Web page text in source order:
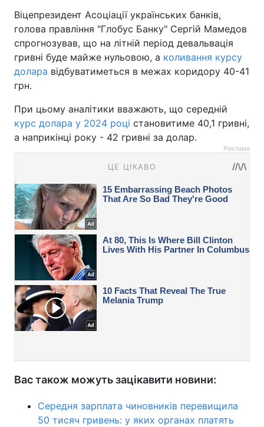
Віцепрезидент Асоціації українських банків,
голова правління "Глобус Банку" Сергій Мамедов
спрогнозував, що на літній період девальвація
гривні буде майже нульовою, а коливання курсу
долара відбуватиметься в межах коридору 40-41
грн.
При цьому аналітики вважають, що середній
курс долара у 2024 році становитиме 40,1 гривні,
а наприкінці року - 42 гривні за долар.
Реклама
Вас також можуть зацікавити новини:
Середня зарплата чиновників перевищила
50 тисяч гривень: у яких органах платять